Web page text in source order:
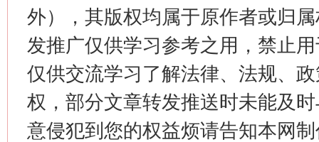
外），其版权均属于原作者或归
发推广仅供学习参考之用，禁止
仅供交流学习了解法律、法规、
权，部分文章转发推送时未能及
意侵犯到您的权益烦请告知本网